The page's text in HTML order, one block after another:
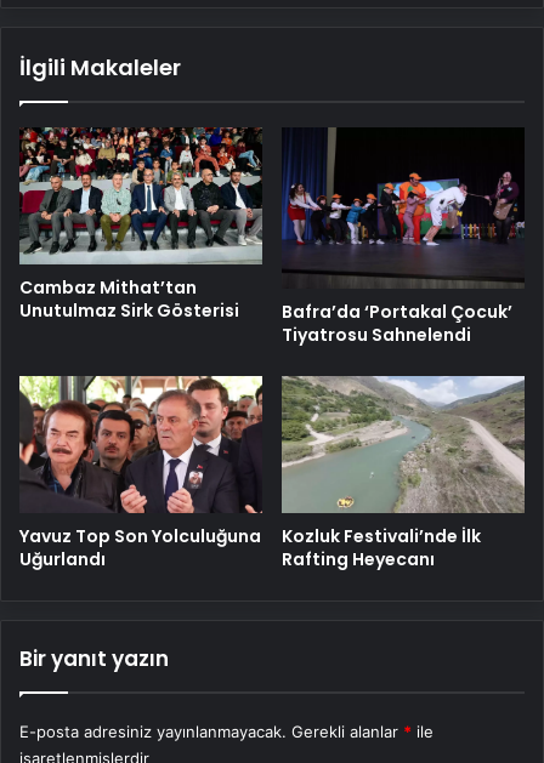
İlgili Makaleler
Cambaz Mithat’tan
Unutulmaz Sirk Gösterisi
Bafra’da ‘Portakal Çocuk’
Tiyatrosu Sahnelendi
Yavuz Top Son Yolculuğuna
Uğurlandı
Kozluk Festivali’nde İlk
Rafting Heyecanı
Bir yanıt yazın
E-posta adresiniz yayınlanmayacak. Gerekli alanlar * ile
işaretlenmişlerdir